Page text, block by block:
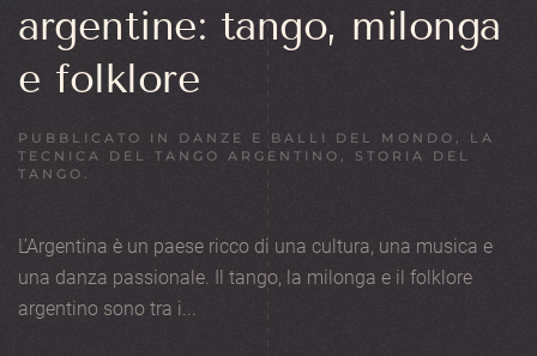
argentine: tango, milonga
e folklore
PUBBLICATO IN DANZE E BALLI DEL MONDO , LA
TECNICA DEL TANGO ARGENTINO , STORIA DEL
TANGO .
L’Argentina è un paese ricco di una cultura, una musica e
una danza passionale. Il tango, la milonga e il folklore
argentino sono tra i...